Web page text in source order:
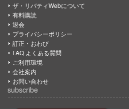
ザ・リバティWebについて
有料購読
退会
プライバシーポリシー
訂正・おわび
FAQ よくある質問
ご利用環境
会社案内
お問い合わせ
subscribe